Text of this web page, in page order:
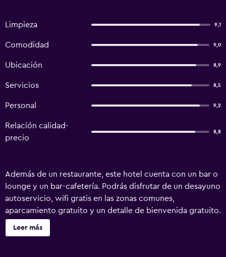
Limpieza 9,1
Comodidad 9,0
Ubicación 8,9
Servicios 8,5
Personal 9,2
Relación calidad-
precio
8,8
Además de un restaurante, este hotel cuenta con un bar o
lounge y un bar-cafetería. Podrás disfrutar de un desayuno
autoservicio, wifi gratis en las zonas comunes,
aparcamiento gratuito y un detalle de bienvenida gratuito.
Otras instalaciones incluyen un centro de conferencias,
una cafetería y una zona para conferencias. Se ofrece
Leer más